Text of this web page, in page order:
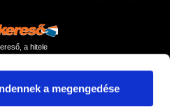
a megengedése
a hitele